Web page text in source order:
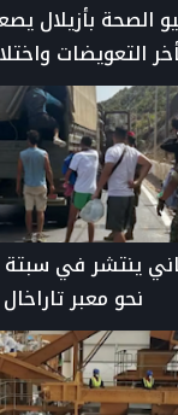
الصحة بأزيلال
التعويضات
ينتشر في
نحو معبر تاراخال